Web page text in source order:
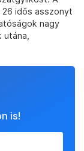
26 idős asszonyt
nagy
is!